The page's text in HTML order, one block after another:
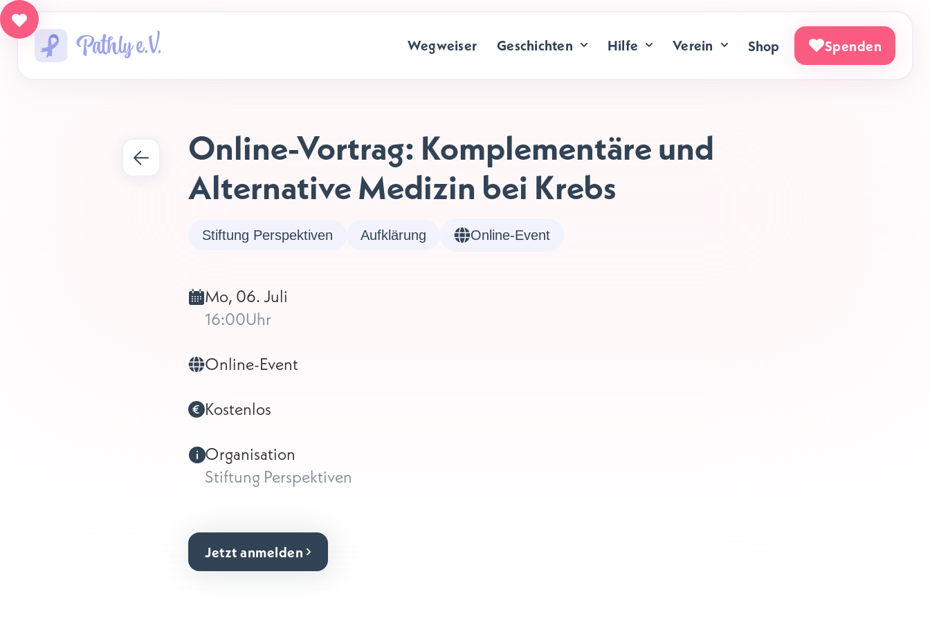
Wegweiser Geschichten Hilfe Verein Shop Spenden
Online-Vortrag: Komplementäre und
Alternative Medizin bei Krebs
Stiftung Perspektiven Aufklärung Online-Event
Mo, 06. Juli
16:00Uhr
Online-Event
Kostenlos
Organisation
Stiftung Perspektiven
Jetzt anmelden